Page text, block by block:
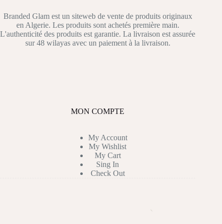
Branded Glam est un siteweb de vente de produits originaux
en Algerie. Les produits sont achetés première main.
L'authenticité des produits est garantie. La livraison est assurée
sur 48 wilayas avec un paiement à la livraison.
MON COMPTE
My Account
My Wishlist
My Cart
Sing In
Check Out